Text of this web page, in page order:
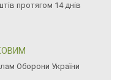
протягом 14 днів
Оборони України